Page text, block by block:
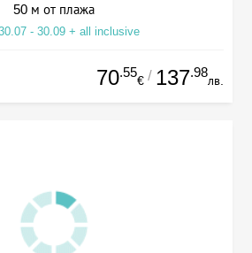
50 м от плажа
- 30.09 + all inclusive
70.55
€ / 137.98
лв.